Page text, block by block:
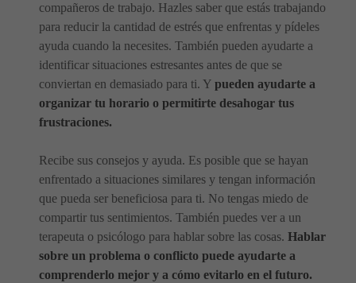
compañeros de trabajo. Hazles saber que estás trabajando
para reducir la cantidad de estrés que enfrentas y pídeles
ayuda cuando la necesites. También pueden ayudarte a
identificar situaciones estresantes antes de que se
conviertan en demasiado para ti. Y pueden ayudarte a
organizar tu horario o permitirte desahogar tus
frustraciones.
Recibe sus consejos y ayuda. Es posible que se hayan
enfrentado a situaciones similares y tengan información
que pueda ser beneficiosa para ti. No tengas miedo de
compartir tus sentimientos. También puedes ver a un
terapeuta o psicólogo para hablar sobre las cosas. Hablar
sobre un problema o conflicto puede ayudarte a
comprenderlo mejor y a cómo evitarlo en el futuro.